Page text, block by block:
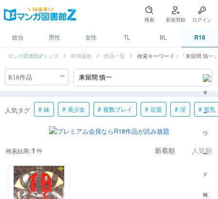
検索 新規登録 ログイン
総合 男性 女性 TL BL R18
マンガ図書館Zトップ R18漫画 作品一覧 検索キーワード：「来留間 慎一
人気タグ 妹 美少女 複数プレイ 近親 淫 貧乳
検索結果:1 件 新着順 人気順